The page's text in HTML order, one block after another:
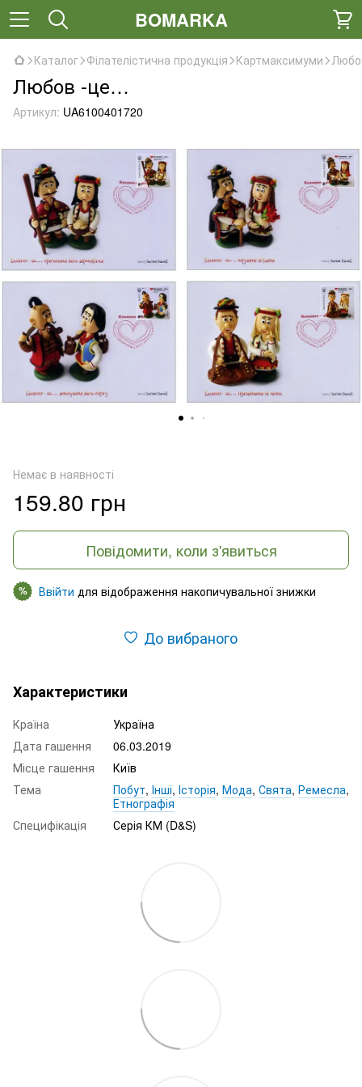
BOMARKA
Каталог Філателістична продукція Картмаксимуми
Любов -це…
Артикул: UA6100401720
Немає в наявності
159.80 грн
Повідомити, коли з'явиться
% Ввійти для відображення накопичувальної знижки
До вибраного
Характеристики
Країна
Україна
Дата гашення
06.03.2019
Місце гашення
Київ
Тема
Побут, Інші, Історія, Мода, Свята, Ремесла,
Етнографія
Специфікація
Серія КМ (D&S)